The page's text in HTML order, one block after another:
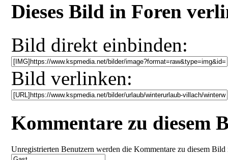
Dieses Bild in Foren
Bild direkt einbinden:
Bild verlinken:
Kommentare zu diesem
Unregistrierten Benutzern werden die Kommentare zu diesem